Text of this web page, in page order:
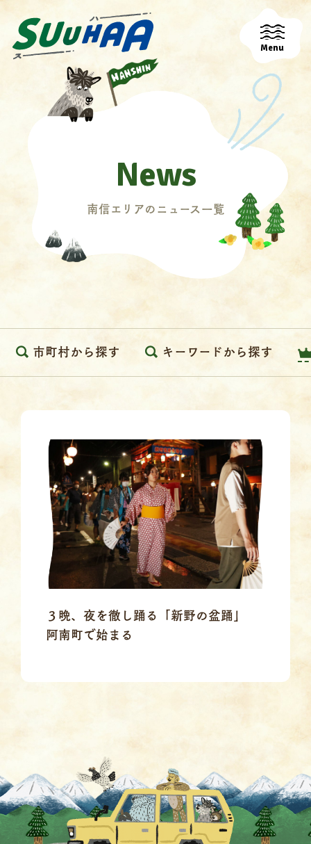
Menu
News
南信エリアのニュース一覧
市町村から探す キーワードから探す
３晩、夜を徹し踊る「新野の盆踊」
阿南町で始まる